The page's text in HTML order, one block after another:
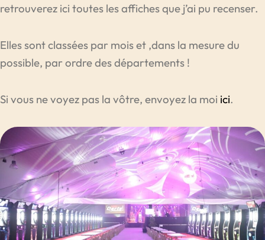
retrouverez ici toutes les affiches que j’ai pu recenser.
Elles sont classées par mois et ,dans la mesure du
possible, par ordre des départements !
Si vous ne voyez pas la vôtre, envoyez la moi ici.